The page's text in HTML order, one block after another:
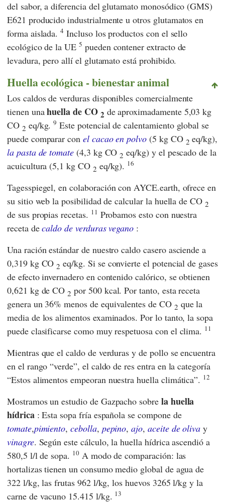
del sabor, a diferencia del glutamato monosódico (GMS)
E621 producido industrialmente u otros glutamatos en
forma aislada.4 Incluso los productos con el sello
ecológico de la UE 5 pueden contener extracto de
levadura, pero allí el glutamato está prohibido.
Huella ecológica - bienestar animal
Los caldos de verduras disponibles comercialmente
tienen unahuella de CO 2 de aproximadamente 5,03 kg
CO 2 eq/kg.9 Este potencial de calentamiento global se
puede comparar con el cacao en polvo (5 kg CO 2 eq/kg),
la pasta de tomate (4,3 kg CO2 eq/kg) y el pescado de la
acuicultura (5,1 kg CO 2 eq/kg). 16
Tagesspiegel, en colaboración conAYCE.earth, ofrece en
su sitio web la posibilidad de calcular la huella de CO 2
de sus propias recetas. 11 Probamos esto con nuestra
receta decaldo de verduras vegano :
Una ración estándar de nuestro caldo casero asciende a
0,319 kg CO2 eq/kg. Si se convierte el potencial de gases
de efecto invernadero en contenido calórico, se obtienen
0,621 kg de CO2 por 500 kcal. Por tanto, esta receta
genera un 36% menos de equivalentes de CO 2 que la
media de los alimentos examinados. Por lo tanto, la sopa
puede clasificarse como muy respetuosa con el clima. 11
Mientras que el caldo de verduras y de pollo se encuentra
en el rango “verde”, el caldo de res entra en la categoría
“Estos alimentos empeoran nuestra huella climática”. 12
Mostramos un estudio de Gazpacho sobre la huella
hídrica: Esta sopa fría española se compone de
tomate,pimiento,cebolla, pepino,ajo, aceite de oliva y
vinagre. Según este cálculo, la huella hídrica ascendió a
580,5 l/l de sopa. 10A modo de comparación: las
hortalizas tienen un consumo medio global de agua de
322 l/kg, las frutas 962 l/kg, los huevos 3265 l/kg y la
carne de vacuno 15.415 l/kg. 13